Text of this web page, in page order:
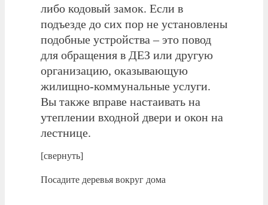
либо кодовый замок. Если в
подъезде до сих пор не установлены
подобные устройства – это повод
для обращения в ДЕЗ или другую
организацию, оказывающую
жилищно-коммунальные услуги.
Вы также вправе настаивать на
утеплении входной двери и окон на
лестнице.
[свернуть]
Посадите деревья вокруг дома